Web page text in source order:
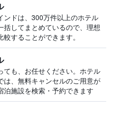
ンドは、300万件以上のホテル
括してまとめているので、理想
することができます。
ても、お任せください。ホテル
は、無料キャンセルのご用意が
泊施設を検索・予約できます